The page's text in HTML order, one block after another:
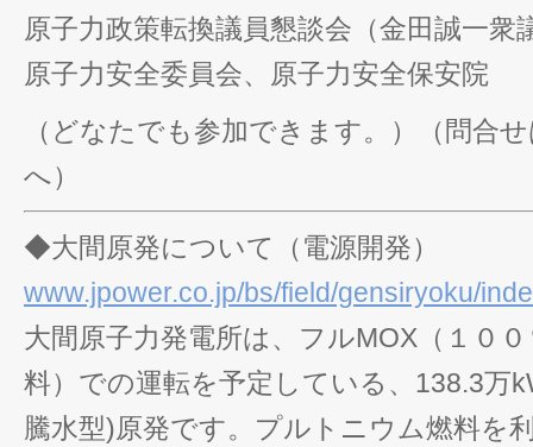
原子力政策転換議員懇談会（金田誠一衆
原子力安全委員会、原子力安全保安院
（どなたでも参加できます。）（問合
へ）
◆大間原発について（電源開発）
www.jpower.co.jp/bs/field/gensiryoku/
大間原子力発電所は、フルMOX（１０
料）での運転を予定している、138.3万
騰水型)原発です。プルトニウム燃料を